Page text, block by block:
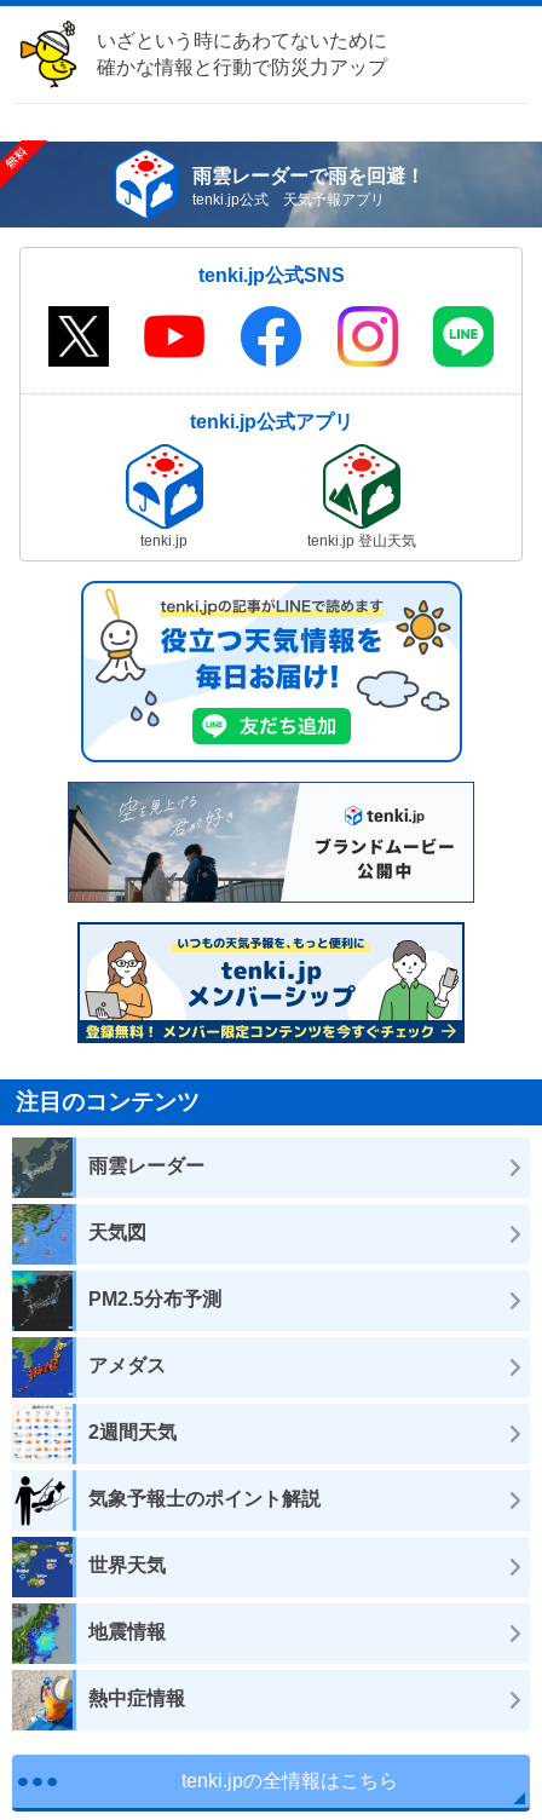
いざという時にあわてないために
確かな情報と行動で防災力アップ
雨雲レーダーで雨を回避！
tenki.jp公式 天気予報アプリ
tenki.jp公式SNS
tenki.jp公式アプリ
tenki.jp tenki.jp 登山天気
注目のコンテンツ
雨雲レーダー
天気図
PM2.5分布予測
アメダス
2週間天気
気象予報士のポイント解説
世界天気
地震情報
熱中症情報
tenki.jpの全情報はこちら